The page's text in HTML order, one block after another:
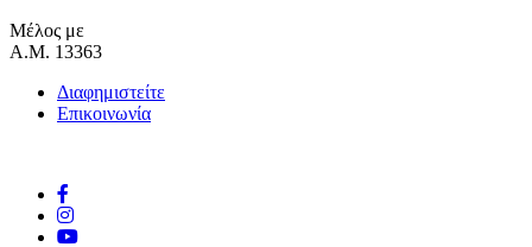
Μέλος με
Α.Μ. 13363
Διαφημιστείτε
Επικοινωνία